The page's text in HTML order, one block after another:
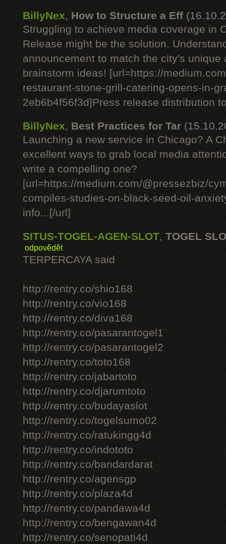
BillyNex, How to Structure a Eff
Struggling to achieve media coverage in
Release might be the solution.
announcement to match the city's
brainstorm ideas! [url=https://
restaurant-stone-grill-catering-opens-in-
2eb6b4f56f3d]Press release distribution
BillyNex, Best Practices for Tar
Launching a new service in Chicago? A
excellent ways to grab local media
write a compelling one?
[url=https://medium.com/@pressezbiz/
compiles-studies-on-black-seed-oil-
info...[/url]
SITUS-TOGEL-AGEN-SLOT,TOGEL
odpovědět
TERPERCAYA said
http://rentry.co/shio168
http://rentry.co/vio168
http://rentry.co/diva168
http://rentry.co/pasarantogel1
http://rentry.co/pasarantogel2
http://rentry.co/toto168
http://rentry.co/jabartoto
http://rentry.co/djarumtoto
http://rentry.co/budayaslot
http://rentry.co/togelsumo02
http://rentry.co/ratukingg4d
http://rentry.co/indototo
http://rentry.co/bandardarat
http://rentry.co/agensgp
http://rentry.co/plaza4d
http://rentry.co/pandawa4d
http://rentry.co/bengawan4d
http://rentry.co/senopati4d